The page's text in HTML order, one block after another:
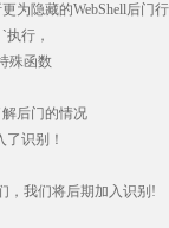
为隐藏的WebShell后门
行，
殊函数
后门的情况
了识别！
，我们将后期加入识别!